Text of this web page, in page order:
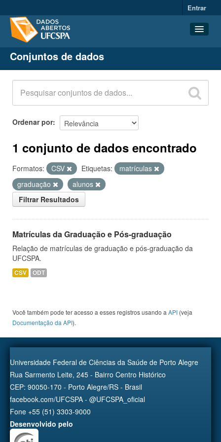
Entrar
Conjuntos de dados
Organizações
Grupos
Sobre
Conjuntos de dados
Ordenar por
1 conjunto de dados encontrado
Formatos: CSV Etiquetas:
matrículas
graduação
alunos
Filtrar Resultados
Matrículas da Graduação e Pós-graduação
Relação de matrículas de graduação e pós-graduação da
UFCSPA.
CSV ODT
Você também pode ter acesso a esses registros usando a API (veja
Documentação da API).
Universidade Federal de Ciências da Saúde de Porto Alegre
Rua Sarmento Leite, 245 - Bairro Centro Histórico
CEP: 90050-170 - Porto Alegre/RS - Brasil
facebook.com/UFCSPA - @UFCSPA_oficial
Fone +55 (51) 3303-9000
Desenvolvido pelo